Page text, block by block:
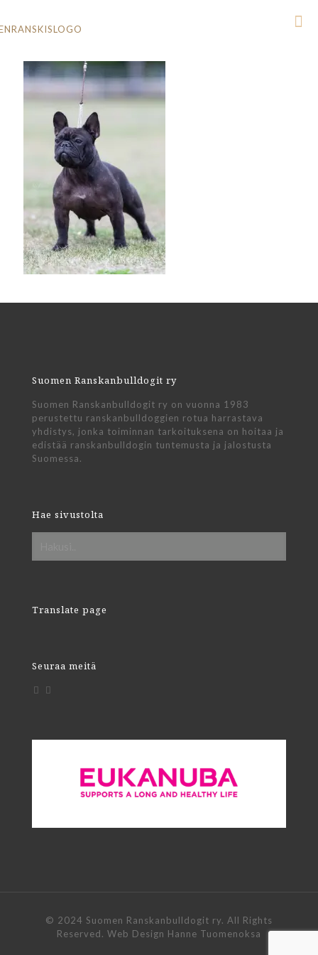
Suomen Ranskanbulldogit ry
Suomen Ranskanbulldogit ry on vuonna 1983
perustettu ranskanbulldoggien rotua harrastava
yhdistys, jonka toiminnan tarkoituksena on hoitaa ja
edistää ranskanbulldogin tuntemusta ja jalostusta
Suomessa.
Hae sivustolta
Translate page
Seuraa meitä
© 2024 Suomen Ranskanbulldogit ry. All Rights
Reserved. Web Design Hanne Tuomenoksa